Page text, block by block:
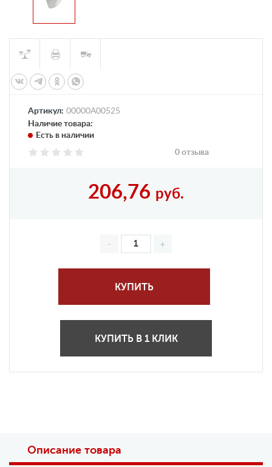
Артикул: 00000А00525
Наличие товара:
Есть в наличии
0 отзыва
206,76 руб.
КУПИТЬ
КУПИТЬ В 1 КЛИК
Описание товара